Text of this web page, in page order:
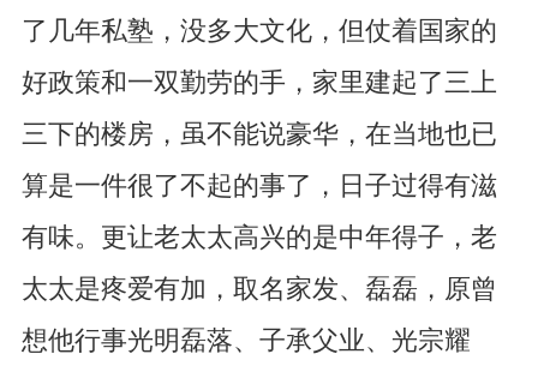
了几年私塾，没多大文化，但仗着国家的
好政策和一双勤劳的手，家里建起了三上
三下的楼房，虽不能说豪华，在当地也已
算是一件很了不起的事了，日子过得有滋
有味。更让老太太高兴的是中年得子，老
太太是疼爱有加，取名家发、磊磊，原曾
想他行事光明磊落、子承父业、光宗耀